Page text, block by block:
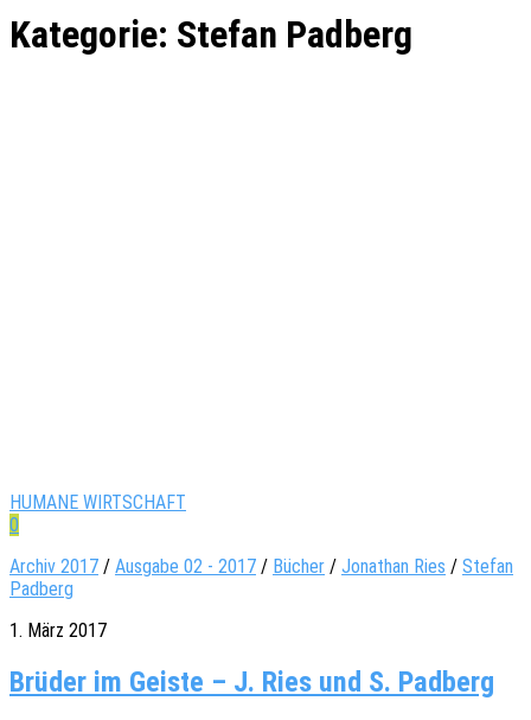
Kategorie: Stefan Padberg
HUMANE WIRTSCHAFT
0
Archiv 2017 / Ausgabe 02 - 2017 / Bücher / Jonathan Ries / Stefan
Padberg
1. März 2017
Brüder im Geiste – J. Ries und S. Padberg